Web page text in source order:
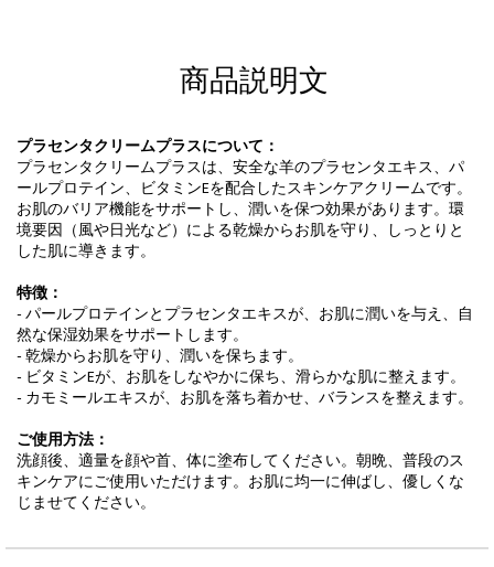
商品説明文
プラセンタクリームプラスについて：
プラセンタクリームプラスは、安全な羊のプラセンタエキス、パ
ールプロテイン、ビタミンEを配合したスキンケアクリームです。
お肌のバリア機能をサポートし、潤いを保つ効果があります。環
境要因（風や日光など）による乾燥からお肌を守り、しっとりと
した肌に導きます。
特徴：
- パールプロテインとプラセンタエキスが、お肌に潤いを与え、自
然な保湿効果をサポートします。
- 乾燥からお肌を守り、潤いを保ちます。
- ビタミンEが、お肌をしなやかに保ち、滑らかな肌に整えます。
- カモミールエキスが、お肌を落ち着かせ、バランスを整えます。
ご使用方法：
洗顔後、適量を顔や首、体に塗布してください。朝晩、普段のス
キンケアにご使用いただけます。お肌に均一に伸ばし、優しくな
じませてください。